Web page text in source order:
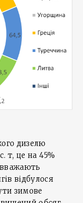
дизелю
т, це на 45%
відбулося
зимове